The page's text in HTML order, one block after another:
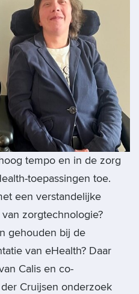
tempo en in de zorg
toepassingen toe.
een verstandelijke
zorgtechnologie?
gehouden bij de
van eHealth? Daar
Calis en co-
Cruijsen onderzoek